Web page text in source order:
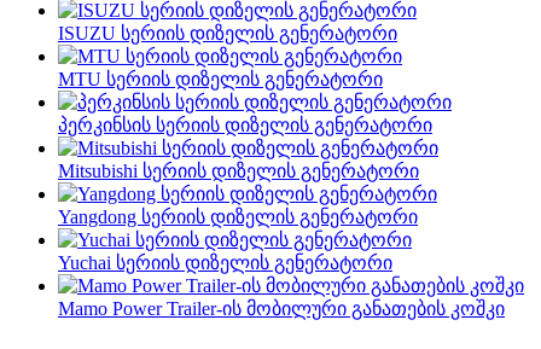
ISUZU სერიის დიზელის გენერატორი
MTU სერიის დიზელის გენერატორი
პერკინსის სერიის დიზელის გენერატორი
Mitsubishi სერიის დიზელის გენერატორი
Yangdong სერიის დიზელის გენერატორი
Yuchai სერიის დიზელის გენერატორი
Mamo Power Trailer-ის მობილური განათების კოშკი